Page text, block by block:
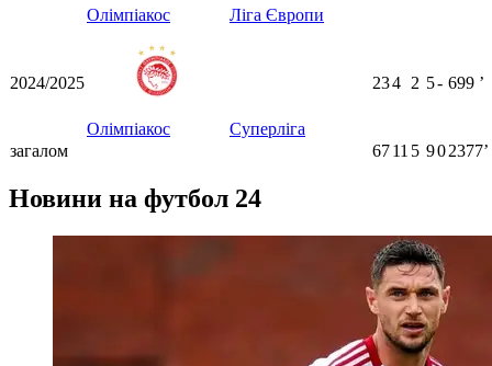
Олімпіакос Ліга Європи
2024/2025
Олімпіакос Суперліга
234 2 5- 699 ʼ
загалом 6711 5 902377ʼ
Новини на футбол 24